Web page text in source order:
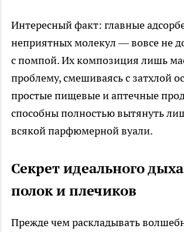
Интересный факт: главные
неприятных молекул — вовсе не
с помпой. Их композиция лишь
проблему, смешиваясь с затхлой
простые пищевые и аптечные
способны полностью вытянуть
всякой парфюмерной вуали.
Секрет идеального
полок и плечиков
Прежде чем раскладывать